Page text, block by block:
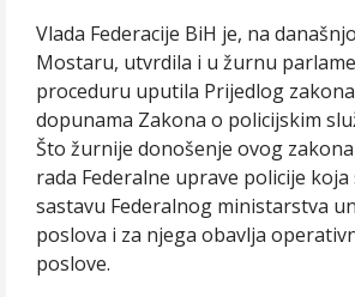
Vlada Federacije BiH je, na
Mostaru, utvrdila i u žurnu
proceduru uputila Prijedlog
dopunama Zakona o policijskim
Što žurnije donošenje ovog
rada Federalne uprave policije koja
sastavu Federalnog ministarstva
poslova i za njega obavlja
poslove.